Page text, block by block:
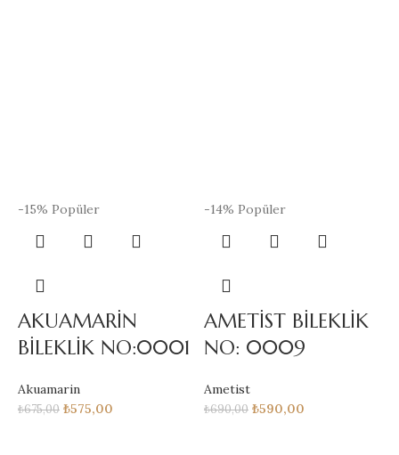
-15% Popüler
AKUAMARİN
BİLEKLİK NO:0001
Akuamarin
₺675,00 ₺575,00
-14% Popüler
AMETİST BİLEKLİK
NO: 0009
Ametist
₺690,00 ₺590,00